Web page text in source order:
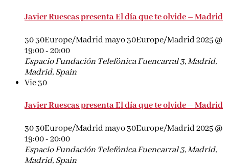
Javier Ruescas presenta El día que te olvide – Madrid
30 30Europe/Madrid mayo 30Europe/Madrid 2025 @
19:00-20:00
Espacio Fundación TelefónicaFuencarral 3, Madrid,
Madrid, Spain
Vie30
Javier Ruescas presenta El día que te olvide – Madrid
30 30Europe/Madrid mayo 30Europe/Madrid 2025 @
19:00-20:00
Espacio Fundación TelefónicaFuencarral 3, Madrid,
Madrid, Spain